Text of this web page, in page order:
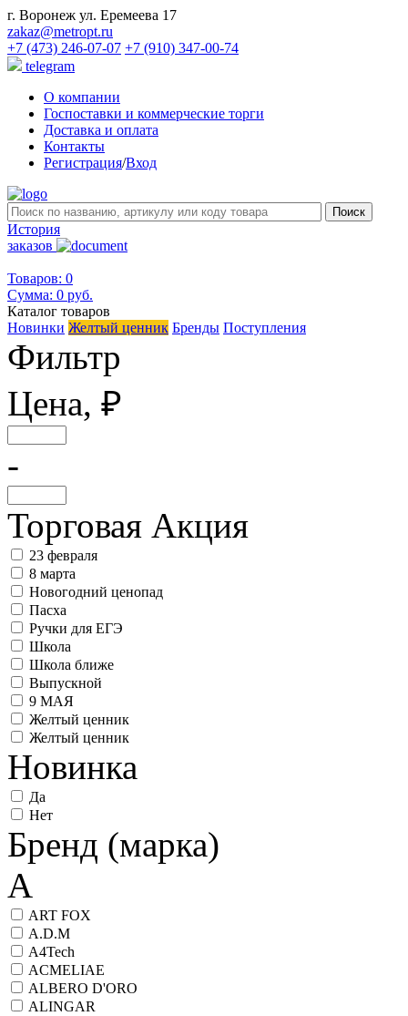
г. Воронеж ул. Еремеева 17
zakaz@metropt.ru
+7 (473) 246-07-07 +7 (910) 347-00-74
telegram
О компании
Госпоставки и коммерческие торги
Доставка и оплата
Контакты
Регистрация/Вход
История
заказов
Товаров: 0
Сумма: 0 руб.
Каталог товаров
Новинки Желтый ценник Бренды Поступления
Фильтр
Цена, ₽
-
Торговая Акция
23 февраля
8 марта
Новогодний ценопад
Пасха
Ручки для ЕГЭ
Школа
Школа ближе
Выпускной
9 МАЯ
Желтый ценник
Желтый ценник
Новинка
Да
Нет
Бренд (марка)
A
ART FOX
A.D.M
A4Tech
ACMELIAE
ALBERO D'ORO
ALINGAR